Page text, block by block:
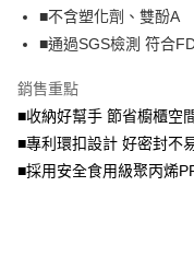
2.透過簡訊連結打開帳單後
帳／街口支付／iPASS
1.本服務係由「台灣大哥大
用戶於交易時，得透過本服
買賣價金債權讓與本公司後
2.基於同意付款使用「大哥
資料（包含姓名、電話或地
宅配
每筆NT$120，滿
門市取貨-自備購物袋
每筆NT$80，滿NT$500(
■不含塑化劑、雙酚A
■通過SGS檢測 符合
銷售重點
■收納好幫手 節省櫥櫃空
■專利環扣設計 好密封不
■採用安全食用級聚丙烯